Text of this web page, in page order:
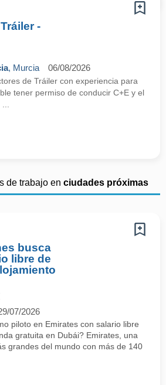
-
, Murcia 06/08/2026
de Tráiler con experiencia para
tener permiso de conducir C+E y el
de trabajo en ciudades próximas
busca
libre de
07/2026
piloto en Emirates con salario libre
gratuita en Dubái? Emirates, una
grandes del mundo con más de 140